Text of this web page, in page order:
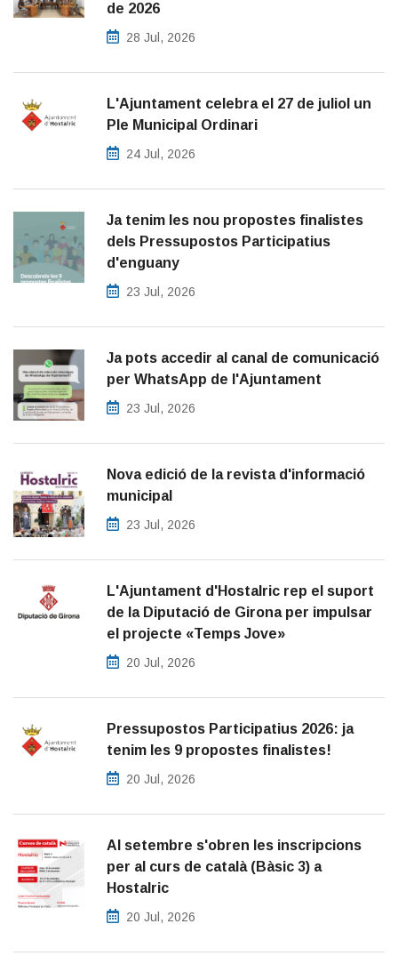
de 2026
28 Jul, 2026
L'Ajuntament celebra el 27 de juliol un
Ple Municipal Ordinari
24 Jul, 2026
Ja tenim les nou propostes finalistes
dels Pressupostos Participatius
d'enguany
23 Jul, 2026
Ja pots accedir al canal de comunicació
per WhatsApp de l'Ajuntament
23 Jul, 2026
Nova edició de la revista d'informació
municipal
23 Jul, 2026
L'Ajuntament d'Hostalric rep el suport
de la Diputació de Girona per impulsar
el projecte «Temps Jove»
20 Jul, 2026
Pressupostos Participatius 2026: ja
tenim les 9 propostes finalistes!
20 Jul, 2026
Al setembre s'obren les inscripcions
per al curs de català (Bàsic 3) a
Hostalric
20 Jul, 2026